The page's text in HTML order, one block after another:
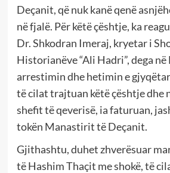
Deçanit, që nuk kanë qenë
në fjalë. Për këtë çështje, ka
Dr. Shkodran Imeraj, kryetar i
Historianëve “Ali Hadri”, dega në
arrestimin dhe hetimin e
të cilat trajtuan këtë çështje dhe
shefit të qeverisë, ia faturuan,
tokën Manastirit të Deçanit.
Gjithashtu, duhet zhverësuar
të Hashim Thaçit me shokë, të